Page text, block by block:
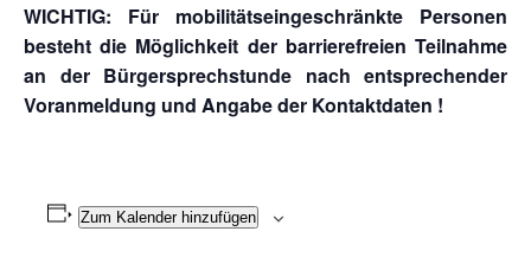
WICHTIG: Für mobilitätseingeschränkte Personen
besteht die Möglichkeit der barrierefreien Teilnahme
an der Bürgersprechstunde nach entsprechender
Voranmeldung und Angabe der Kontaktdaten !
Zum Kalender hinzufügen